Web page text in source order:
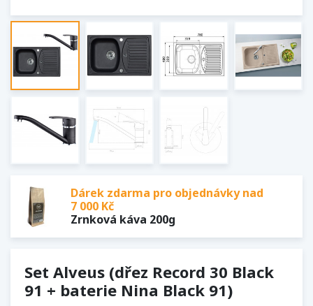
Dárek zdarma pro objednávky nad
7 000 Kč
Zrnková káva 200g
Set Alveus (dřez Record 30 Black
91 + baterie Nina Black 91)